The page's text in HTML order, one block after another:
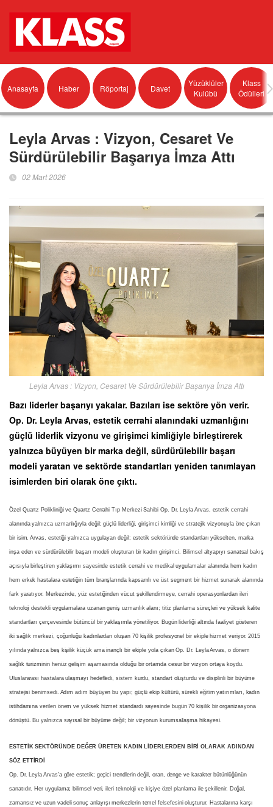
Anasayfa Haber Röportaj Davet
Yüzüklüler
Kulübü
Klass
Ödülleri
Leyla Arvas : Vizyon, Cesaret Ve
Sürdürülebilir Başarıya İmza Attı
02 Mart 2026
Leyla Arvas : Vizyon, Cesaret Ve Sürdürülebilir Başarıya İmza Attı
Bazı liderler başarıyı yakalar. Bazıları ise sektöre yön verir.
Op. Dr. Leyla Arvas, estetik cerrahi alanındaki uzmanlığını
güçlü liderlik vizyonu ve girişimci kimliğiyle birleştirerek
yalnızca büyüyen bir marka değil, sürdürülebilir başarı
modeli yaratan ve sektörde standartları yeniden tanımlayan
isimlerden biri olarak öne çıktı.
Özel Quartz Polikliniği ve Quartz Cerrahi Tıp Merkezi Sahibi Op. Dr. Leyla Arvas, estetik cerrahi
alanında yalnızca uzmanlığıyla değil; güçlü liderliği, girişimci kimliği ve stratejik vizyonuyla öne çıkan
bir isim. Arvas, estetiği yalnızca uygulayan değil; estetik sektöründe standartları yükselten, marka
inşa eden ve sürdürülebilir başarı modeli oluşturan bir kadın girişimci. Bilimsel altyapıyı sanatsal bakış
açısıyla birleştiren yaklaşımı sayesinde estetik cerrahi ve medikal uygulamalar alanında hem kadın
hem erkek hastalara estetiğin tüm branşlarında kapsamlı ve üst segment bir hizmet sunarak alanında
fark yaratıyor. Merkezinde, yüz estetiğinden vücut şekillendirmeye, cerrahi operasyonlardan ileri
teknoloji destekli uygulamalara uzanan geniş uzmanlık alanı; titiz planlama süreçleri ve yüksek kalite
standartları çerçevesinde bütüncül bir yaklaşımla yönetiliyor. Bugün liderliği altında faaliyet gösteren
iki sağlık merkezi, çoğunluğu kadınlardan oluşan 70 kişilik profesyonel bir ekiple hizmet veriyor. 2015
yılında yalnızca beş kişilik küçük ama inançlı bir ekiple yola çıkan Op. Dr. Leyla Arvas, o dönem
sağlık turizminin henüz gelişim aşamasında olduğu bir ortamda cesur bir vizyon ortaya koydu.
Uluslararası hastalara ulaşmayı hedefledi, sistem kurdu, standart oluşturdu ve disiplinli bir büyüme
stratejisi benimsedi. Adım adım büyüyen bu yapı; güçlü ekip kültürü, sürekli eğitim yatırımları, kadın
istihdamına verilen önem ve yüksek hizmet standardı sayesinde bugün 70 kişilik bir organizasyona
dönüştü. Bu yalnızca sayısal bir büyüme değil; bir vizyonun kurumsallaşma hikayesi.
ESTETİK SEKTÖRÜNDE DEĞER ÜRETEN KADIN LİDERLERDEN BİRİ OLARAK ADINDAN
SÖZ ETTİRDİ
Op. Dr. Leyla Arvas’a göre estetik; geçici trendlerin değil, oran, denge ve karakter bütünlüğünün
sanatıdır. Her uygulama; bilimsel veri, ileri teknoloji ve kişiye özel planlama ile şekillenir. Doğal,
zamansız ve uzun vadeli sonuç anlayışı merkezlerin temel felsefesini oluşturur. Hastalarına karşı